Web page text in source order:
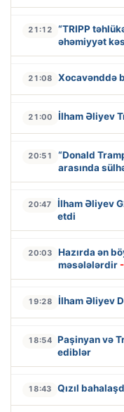
21:12
“TRIPP
əhəmiyyət
21:08 Xocavənddə
21:00 İlham Əliyev
20:51
“Donald
arasında
20:47
İlham Əliyev
etdi
20:03
Hazırda ən
məsələlərdir
19:28 İlham Əliyev
18:54 Paşinyan və
ediblər
18:43 Qızıl